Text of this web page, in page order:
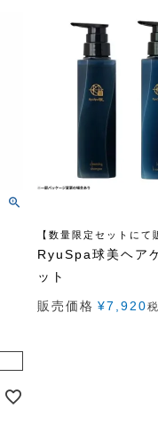
【数量限定セットにて
RyuSpa球美ヘア
ット
販売価格 ¥7,920